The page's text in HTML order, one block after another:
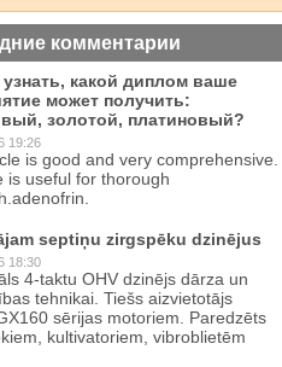
комментарии
узнать, какой диплом ваше
может получить:
золотой, платиновый?
19:26
is good and very comprehensive.
is useful for thorough
septiņu zirgspēku dzinējus
18:30
4-taktu OHV dzinējs dārza un
tehnikai. Tiešs aizvietotājs
sērijas motoriem. Paredzēts
kultivatoriem, vibroblietēm